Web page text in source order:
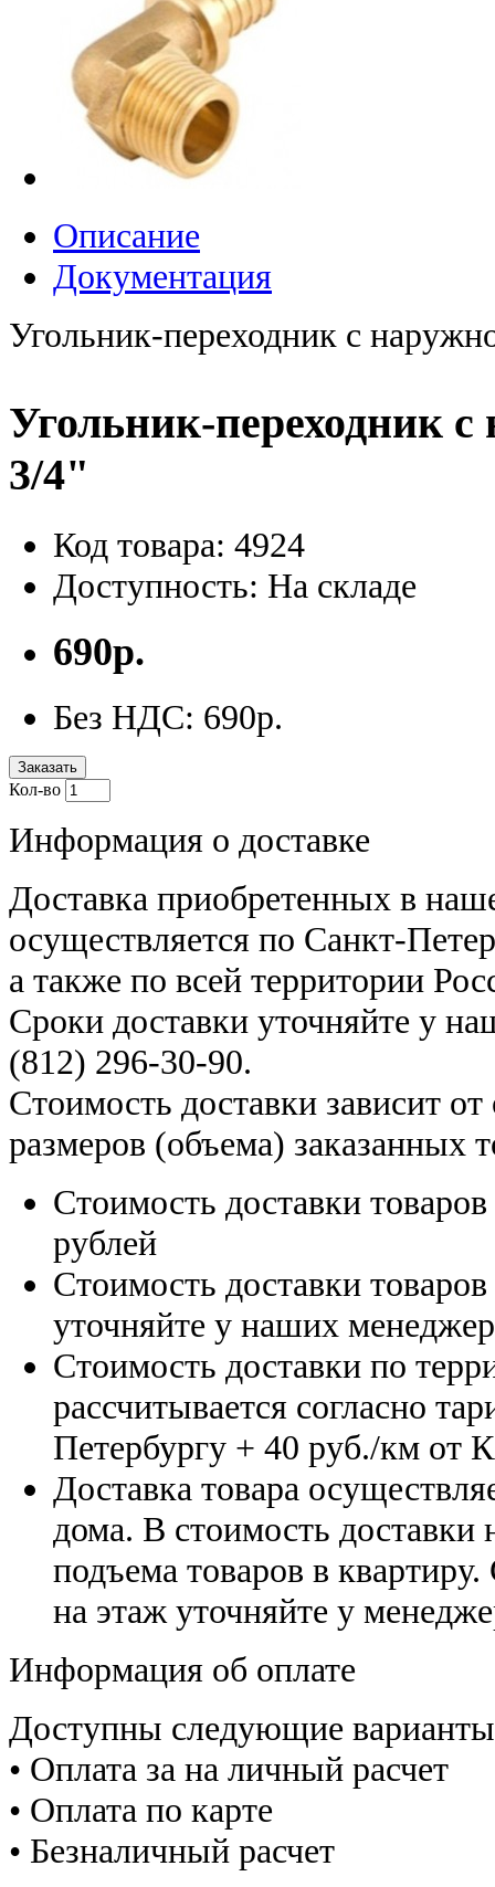
Описание
Документация
Угольник-переходник с
Угольник-переходник
3/4"
Код товара: 4924
Доступность: На складе
690р.
Без НДС: 690р.
Заказать
Кол-во
Информация о доставке
Доставка приобретенных в
осуществляется по Санкт-
а также по всей территории
Сроки доставки уточняйте у
(812) 296-30-90.
Стоимость доставки зависит
размеров (объема) заказанных
Стоимость доставки
рублей
Стоимость доставки
уточняйте у наших
Стоимость доставки по
рассчитывается согласно
Петербургу + 40 руб./км от
Доставка товара
дома. В стоимость доставки
подъема товаров в
на этаж уточняйте у
Информация об оплате
Доступны следующие
• Оплата за на личный расчет
• Оплата по карте
• Безналичный расчет